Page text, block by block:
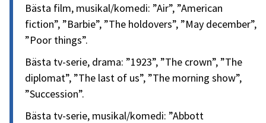
Bästa film, musikal/komedi: ”Air”, ”American
fiction”, ”Barbie”, ”The holdovers”, ”May december”,
”Poor things”.
Bästa tv-serie, drama: ”1923”, ”The crown”, ”The
diplomat”, ”The last of us”, ”The morning show”,
”Succession”.
Bästa tv-serie, musikal/komedi: ”Abbott